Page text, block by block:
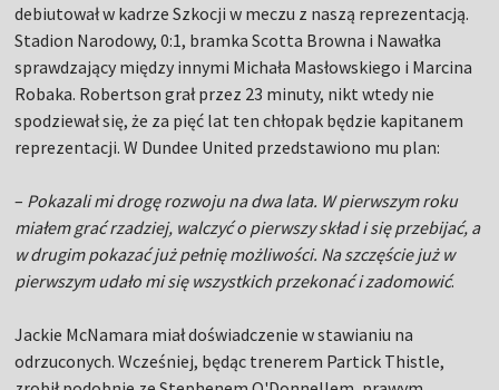
debiutował w kadrze Szkocji w meczu z naszą reprezentacją.
Stadion Narodowy, 0:1, bramka Scotta Browna i Nawałka
sprawdzający między innymi Michała Masłowskiego i Marcina
Robaka. Robertson grał przez 23 minuty, nikt wtedy nie
spodziewał się, że za pięć lat ten chłopak będzie kapitanem
reprezentacji. W Dundee United przedstawiono mu plan:
– Pokazali mi drogę rozwoju na dwa lata. W pierwszym roku
miałem grać rzadziej, walczyć o pierwszy skład i się przebijać, a
w drugim pokazać już pełnię możliwości. Na szczęście już w
pierwszym udało mi się wszystkich przekonać i zadomowić.
Jackie McNamara miał doświadczenie w stawianiu na
odrzuconych. Wcześniej, będąc trenerem Partick Thistle,